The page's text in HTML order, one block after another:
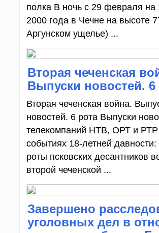
полка В ночь с 29 февраля на
2000 года в Чечне на высоте
Аргунском ущелье) ...
Вторая чеченская
Выпуски новостей. 6
Вторая чеченская война.
новостей. 6 рота Выпуски
телекомпаний НТВ, ОРТ и
событиях 18-летней давности:
роты псковских десантников
второй чеченской ...
Завершено
уголовных дел в